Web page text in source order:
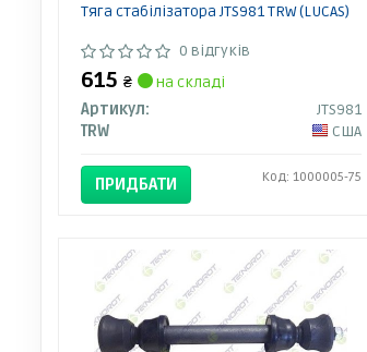
Тяга стабілізатора JTS981 TRW (LUCAS)
0 відгуків
615 ₴
на складі
Артикул:
JTS981
TRW
США
ПРИДБАТИ Код: 1000005-75